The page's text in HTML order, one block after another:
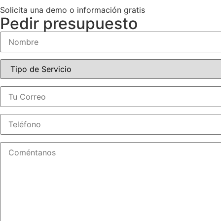
Solicita una demo o información gratis
Pedir presupuesto